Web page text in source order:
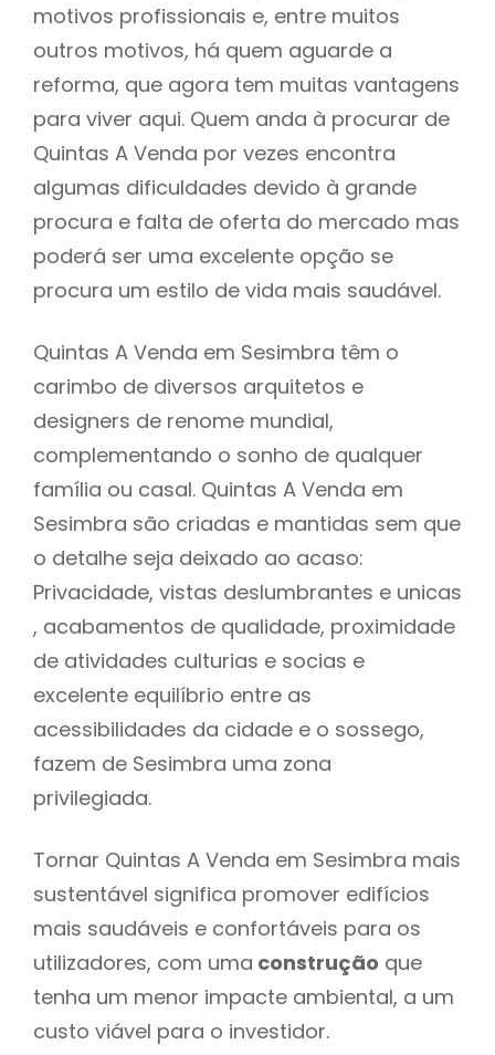
motivos profissionais e, entre muitos
outros motivos, há quem aguarde a
reforma, que agora tem muitas vantagens
para viver aqui. Quem anda à procurar de
Quintas A Venda por vezes encontra
algumas dificuldades devido à grande
procura e falta de oferta do mercado mas
poderá ser uma excelente opção se
procura um estilo de vida mais saudável.
Quintas A Venda em Sesimbra têm o
carimbo de diversos arquitetos e
designers de renome mundial,
complementando o sonho de qualquer
família ou casal. Quintas A Venda em
Sesimbra são criadas e mantidas sem que
o detalhe seja deixado ao acaso:
Privacidade, vistas deslumbrantes e unicas
, acabamentos de qualidade, proximidade
de atividades culturias e socias e
excelente equilíbrio entre as
acessibilidades da cidade e o sossego,
fazem de Sesimbra uma zona
privilegiada.
Tornar Quintas A Venda em Sesimbra mais
sustentável significa promover edifícios
mais saudáveis e confortáveis para os
utilizadores, com uma construção que
tenha um menor impacte ambiental, a um
custo viável para o investidor.